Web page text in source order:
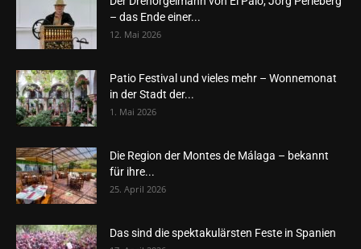
– das Ende einer...
12. Mai 2026
Patio Festival und vieles mehr – Wonnemonat
in der Stadt der...
1. Mai 2026
Die Region der Montes de Málaga – bekannt
für ihre...
25. April 2026
Das sind die spektakulärsten Feste in Spanien